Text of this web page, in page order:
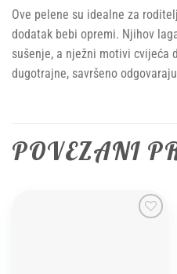
Ove pelene su idealne za
dodatak bebi opremi. Njihov
sušenje, a nježni motivi cvijeća
dugotrajne, savršeno
POVEZANI